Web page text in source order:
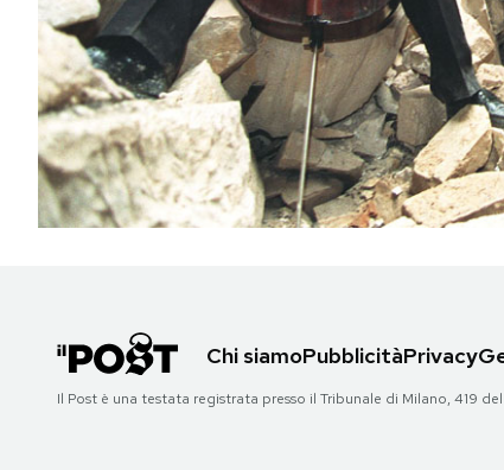
NEWSLETTER
I MIEI PREFERITI
SHOP
AREA PERSONALE
Chi siamoPubblicitàPrivacy
Il Post è una testata registrata presso il Tribunale di Milano, 419